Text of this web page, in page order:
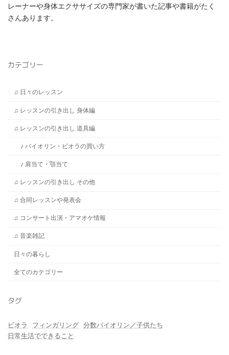
レーナーや身体エクササイズの専門家が書いた記事や書籍がたく
さんあります。
カテゴリー
♫ 日々のレッスン
♫ レッスンの引き出し 身体編
♫ レッスンの引き出し 道具編
♪ バイオリン・ビオラの買い方
♪ 肩当て・顎当て
♫ レッスンの引き出し その他
♫ 合同レッスンや発表会
♫ コンサート出演・アマオケ情報
♫ 音楽雑記
日々の暮らし
全てのカテゴリー
タグ
ビオラ フィンガリング 分数バイオリン／子供たち
日常生活でできること